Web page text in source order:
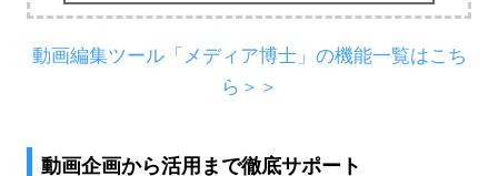
動画編集ツール「メディア博士」の機能一覧はこち
ら＞＞
動画企画から活用まで徹底サポート